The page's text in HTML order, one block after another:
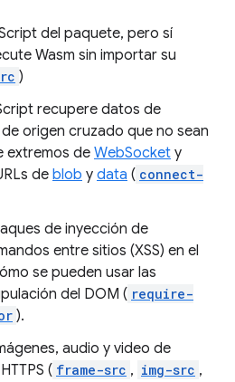
del paquete, pero sí
Wasm sin importar su
)
recupere datos de
origen cruzado que no sean
extremos de WebSocket y
de blob y data ( connect-
de inyección de
entre sitios (XSS) en el
se pueden usar las
del DOM ( require-
).
audio y video de
( frame-src , img-src ,